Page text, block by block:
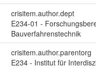
crisitem.author.dept
E234-01 -
Bauverfahrenstechnik
crisitem.author.parentorg
E234 - Institut für